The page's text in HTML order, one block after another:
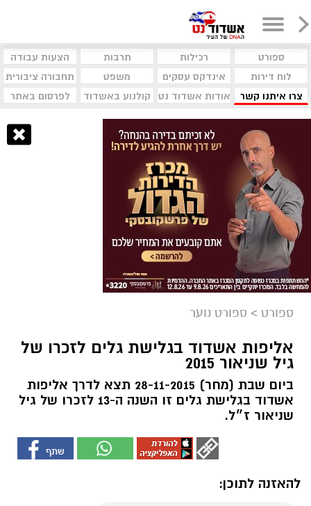
ספורט רכילות תרבות
הצעות עבודה
לוח דירות
אינדקס עסקים משפט
תחבורה ציבורית
צרו איתנו קשר
אודות אשדוד נט קולנוע באשדוד לפרסום באתר
ספורט > ספורט נוער
אליפות אשדוד בגלישת גלים לזכרו של
גיל שניאור 2015
ביום שבת (מחר) 28-11-2015 תצא לדרך אליפות
אשדוד בגלישת גלים זו השנה ה-13 לזכרו של גיל
שניאור ז״ל.
להאזנה לתוכן: